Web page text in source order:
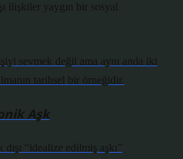
ilişkiler yaygın bir sosyal
sevmek değil ama aynı anda iki
tarihsel bir örneğidir.
Aşk
“idealize edilmiş aşkı”